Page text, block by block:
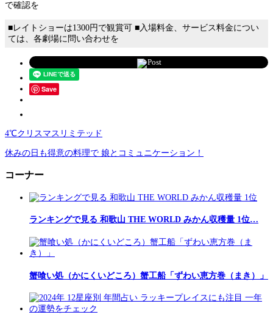
で確認を
■レイトショーは1300円で観賞可 ■入場料金、サービス料金につい
ては、各劇場に問い合わせを
Post
Save
4℃クリスマスリミテッド
休みの日も得意の料理で 娘とコミュニケーション！
コーナー
ランキングで見る 和歌山 THE WORLD みかん収穫量 1位…
蟹喰い処（かにくいどころ）蟹工船「ずわい恵方巻（まき）」